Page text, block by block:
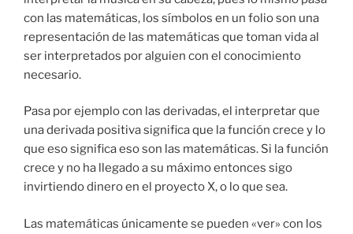
con las matemáticas, los símbolos en un folio son una
representación de las matemáticas que toman vida al
ser interpretados por alguien con el conocimiento
necesario.
Pasa por ejemplo con las derivadas, el interpretar que
una derivada positiva significa que la función crece y lo
que eso significa eso son las matemáticas. Si la función
crece y no ha llegado a su máximo entonces sigo
invirtiendo dinero en el proyecto X, o lo que sea.
Las matemáticas únicamente se pueden «ver» con los